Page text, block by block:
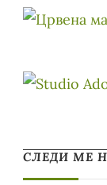
СЛЕДИ МЕ